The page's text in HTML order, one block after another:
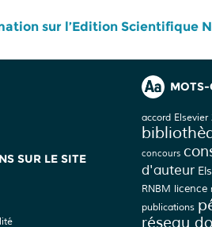
sur l’Edition Scientifique
SUR LE SITE
MOTS-
accord Elsevier
concours
d'auteur
RNBM licence
publications
réseau